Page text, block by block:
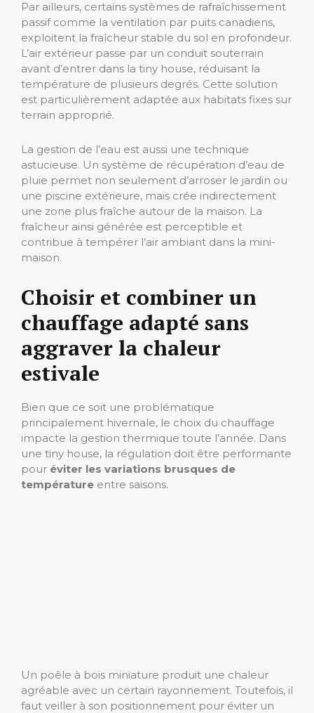
Par ailleurs, certains systèmes de rafraîchissement
passif comme la ventilation par puits canadiens,
exploitent la fraîcheur stable du sol en profondeur.
L’air extérieur passe par un conduit souterrain
avant d’entrer dans la tiny house, réduisant la
température de plusieurs degrés. Cette solution
est particulièrement adaptée aux habitats fixes sur
terrain approprié.
La gestion de l’eau est aussi une technique
astucieuse. Un système de récupération d’eau de
pluie permet non seulement d’arroser le jardin ou
une piscine extérieure, mais crée indirectement
une zone plus fraîche autour de la maison. La
fraîcheur ainsi générée est perceptible et
contribue à tempérer l’air ambiant dans la mini-
maison.
Choisir et combiner un
chauffage adapté sans
aggraver la chaleur
estivale
Bien que ce soit une problématique
principalement hivernale, le choix du chauffage
impacte la gestion thermique toute l’année. Dans
une tiny house, la régulation doit être performante
pour éviter les variations brusques de
température entre saisons.
Un poêle à bois miniature produit une chaleur
agréable avec un certain rayonnement. Toutefois, il
faut veiller à son positionnement pour éviter un